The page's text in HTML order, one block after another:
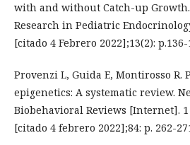
with and without Catch-up
Research in Pediatric
[citado 4 Febrero 2022];13(2): p.136-
Provenzi L, Guida E, Montirosso
epigenetics: A systematic review.
Biobehavioral Reviews [Internet].
[citado 4 febrero 2022];84: p. 262-